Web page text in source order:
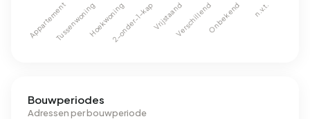
Bouwperiodes
Adressen per bouwperiode